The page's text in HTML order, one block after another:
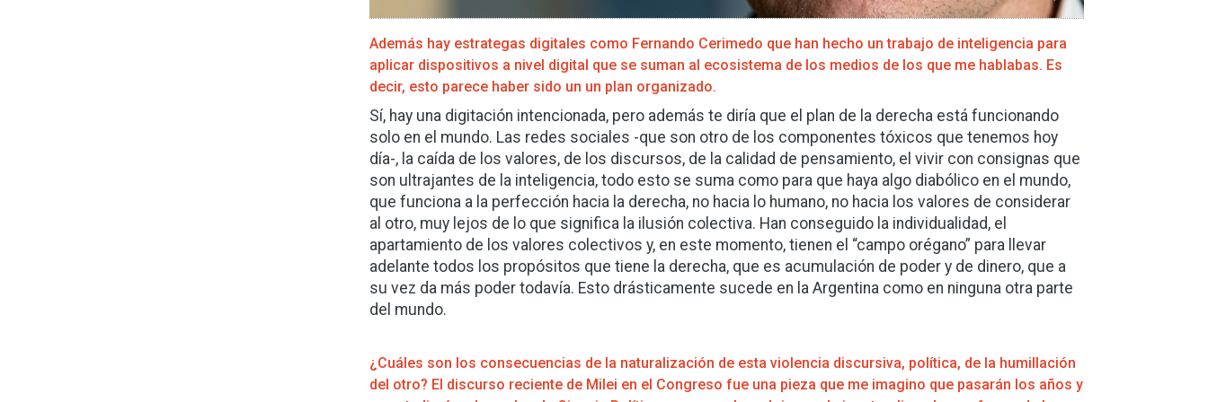
Además hay estrategas digitales como Fernando Cerimedo que han hecho un trabajo de inteligencia para
aplicar dispositivos a nivel digital que se suman al ecosistema de los medios de los que me hablabas. Es
decir, esto parece haber sido un un plan organizado.
Sí, hay una digitación intencionada, pero además te diría que el plan de la derecha está funcionando
solo en el mundo. Las redes sociales -que son otro de los componentes tóxicos que tenemos hoy
día-, la caída de los valores, de los discursos, de la calidad de pensamiento, el vivir con consignas que
son ultrajantes de la inteligencia, todo esto se suma como para que haya algo diabólico en el mundo,
que funciona a la perfección hacia la derecha, no hacia lo humano, no hacia los valores de considerar
al otro, muy lejos de lo que significa la ilusión colectiva. Han conseguido la individualidad, el
apartamiento de los valores colectivos y, en este momento, tienen el “campo orégano” para llevar
adelante todos los propósitos que tiene la derecha, que es acumulación de poder y de dinero, que a
su vez da más poder todavía. Esto drásticamente sucede en la Argentina como en ninguna otra parte
del mundo.
¿Cuáles son los consecuencias de la naturalización de esta violencia discursiva, política, de la humillación
del otro? El discurso reciente de Milei en el Congreso fue una pieza que me imagino que pasarán los años y